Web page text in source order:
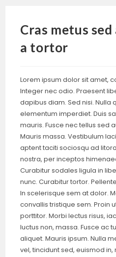
Cras metus
a tortor
Lorem ipsum dolor sit amet,
Integer nec odio. Praesent
dapibus diam. Sed nisi. Nulla
elementum imperdiet. Duis
mauris. Fusce nec tellus sed
Mauris massa. Vestibulum
aptent taciti sociosqu ad
nostra, per inceptos
Curabitur sodales ligula in
nunc. Curabitur tortor.
In scelerisque sem at dolor.
convallis tristique sem. Proin
porttitor. Morbi lectus risus,
luctus non, massa. Fusce ac
aliquet. Mauris ipsum. Nulla
vel, tincidunt sed, euismod in,